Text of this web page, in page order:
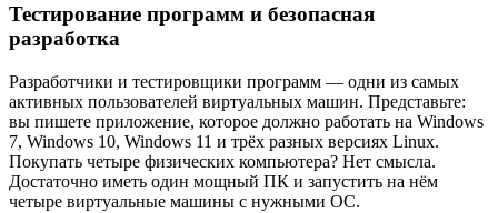
Тестирование программ и безопасная
разработка
Разработчики и тестировщики программ — одни из самых
активных пользователей виртуальных машин. Представьте:
вы пишете приложение, которое должно работать на Windows
7, Windows 10, Windows 11 и трёх разных версиях Linux.
Покупать четыре физических компьютера? Нет смысла.
Достаточно иметь один мощный ПК и запустить на нём
четыре виртуальные машины с нужными ОС.